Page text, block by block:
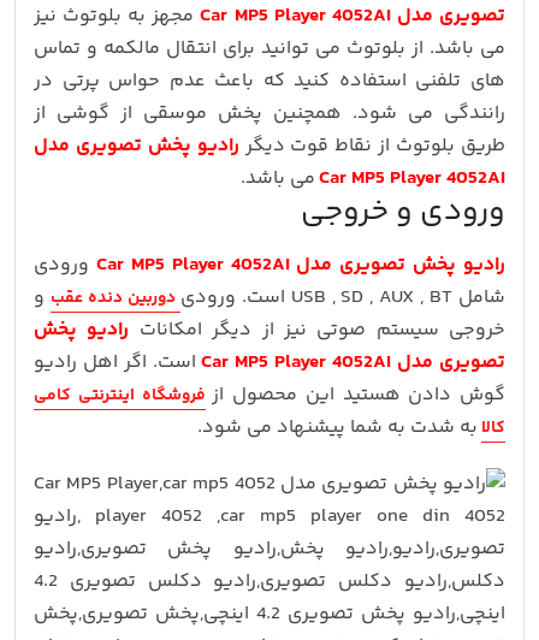
تصویری مدل Car MP5 Player 4052AI
مجهز به بلوتوث نیز
می باشد. از بلوتوث می توانید برای انتقال مالکمه و تماس
های تلفنی استفاده کنید که باعث عدم حواس پرتی در
رانندگی می شود. همچنین پخش موسقی از گوشی از
طریق بلوتوث از نقاط قوت دیگر رادیو پخش تصویری مدل
Car MP5 Player 4052AIمی باشد.
ورودی و خروجی
رادیو پخش تصویری مدل Car MP5 Player 4052AI
ورودی
شامل USB , SD , AUX , BT است. ورودی
دوربین دنده عقب و
خروجی سیستم صوتی نیز از دیگر امکانات رادیو پخش
تصویری مدل Car MP5 Player 4052AI
است. اگر اهل رادیو
گوش دادن هستید این محصول از فروشگاه اینترنتی کامی
کالا به شدت به شما پیشنهاد می شود.